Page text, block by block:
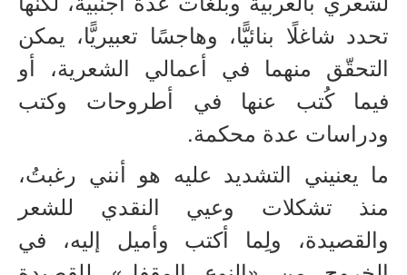
تحدد شاغلًا بنائيًّا، وهاجسًا تعبيريًّا، يمكن
التحقّق منهما في أعمالي الشعرية، أو
فيما كُتب عنها في أطروحات وكتب
ودراسات عدة محكمة.
ما يعنيني التشديد عليه هو أنني رغبتُ،
منذ تشكلات وعيي النقدي للشعر
والقصيدة، ولِما أكتب وأميل إليه، في